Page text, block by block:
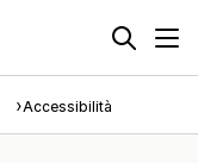
Accessibilità